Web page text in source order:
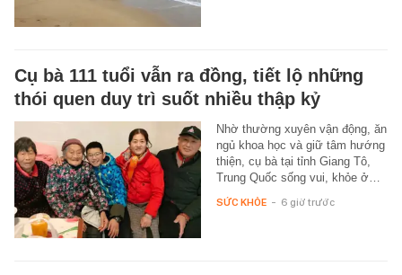
Cụ bà 111 tuổi vẫn ra đồng, tiết lộ những
thói quen duy trì suốt nhiều thập kỷ
Nhờ thường xuyên vận động, ăn
ngủ khoa học và giữ tâm hướng
thiện, cụ bà tại tỉnh Giang Tô,
Trung Quốc sống vui, khỏe ở…
SỨC KHỎE - 6 giờ trước